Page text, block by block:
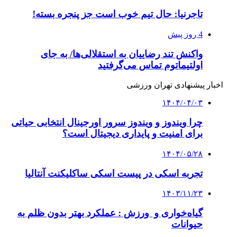
تاجرنیا: حال تیم خوب است جز پنجره بسته!
4 روز پیش
واکنش تند رضاییان به استقلالی‌ها/ به جای
اولتیماتوم تماس می‌گرفتید
اخبار پیشنهادی تهران ورزشی
۱۴۰۴/۰۴/۰۳
چرا ویندوز و ویندوز سرور اورجینال انتخابی حیاتی
برای امنیت و پایداری دیجیتال است؟
۱۴۰۴/۰۵/۲۸
تجربه اسکی در پیست اسکی ساکلیکنت آنتالیا
۱۴۰۳/۱۱/۲۳
گیاه‌خواری و ورزش : عملکرد بهتر بدون ظلم به
حیوانات